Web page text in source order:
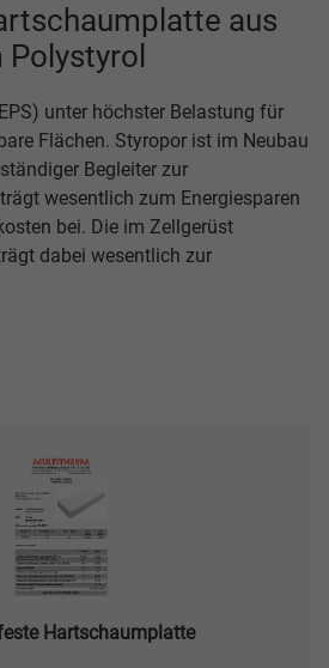
aus
unter höchster Belastung für
Flächen. Styropor ist im Neubau
Begleiter zur
wesentlich zum Energiesparen
bei. Die im Zellgerüst
dabei wesentlich zur
Hartschaumplatte